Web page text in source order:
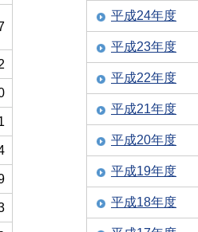
平成24年度
平成23年度
平成22年度
平成21年度
平成20年度
平成19年度
平成18年度